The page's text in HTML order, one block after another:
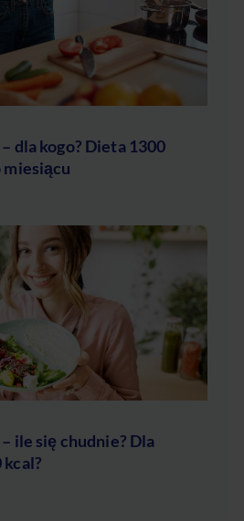
dla kogo? Dieta 1300
miesiącu
ile się chudnie? Dla
kcal?